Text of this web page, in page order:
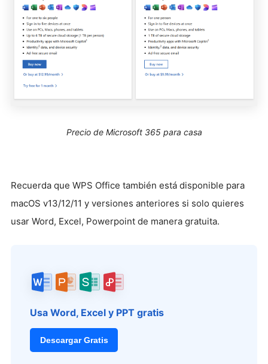
Precio de Microsoft 365 para casa
Recuerda que WPS Office también está disponible para
macOS v13/12/11 y versiones anteriores si solo quieres
usar Word, Excel, Powerpoint de manera gratuita.
Usa Word, Excel y PPT gratis
Descargar Gratis